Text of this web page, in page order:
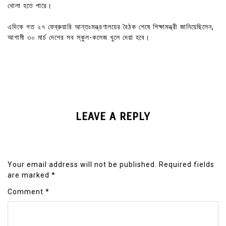
খোলা হতে পারে।
এদিকে গত ২৭ ফেব্রুয়ারি আন্তঃমন্ত্রণালয়ের বৈঠক শেষে শিক্ষামন্ত্রী জানিয়েছিলেন,
আগামী ৩০ মার্চ দেশের সব স্কুল-কলেজ খুলে দেয়া হবে।
LEAVE A REPLY
Your email address will not be published.
Required fields
are marked *
Comment *